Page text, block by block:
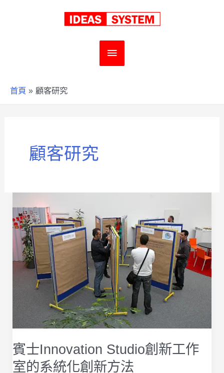
主
首頁 顧客研究
顧客研究
賓士Innovation Studio創新工作
室的系統化創新方法